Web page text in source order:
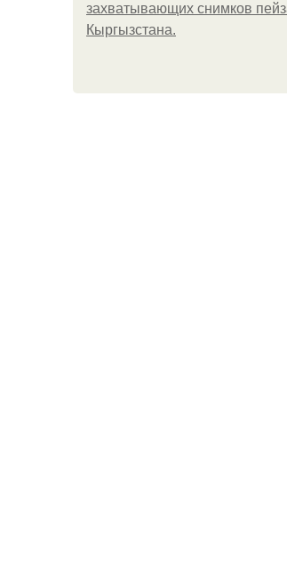
захватывающих снимков
Кыргызстана.